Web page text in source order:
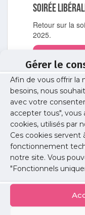
Gérer le
Afin de vous offrir la
besoins, nous
avec votre
accepter tous", vous
cookies, utilisés par
Ces cookies servent
fonctionnement
notre site. Vous
"Fonctionnels
Soirée
Retour sur la
2025.
Installation/
Soirée
Retour sur la
obstétrique du
Lire l'article
Installation/
Soirée
Soirée libérale